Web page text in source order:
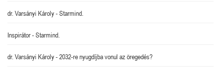
dr. Varsányi Károly-Starmind.
Inspirátor-Starmind.
dr. Varsányi Károly-2032-re nyugdíjba vonul az öregedés?